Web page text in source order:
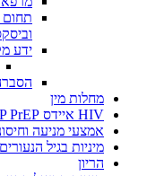
תחום
ידע
מחלות מין
HIV איידס PEP PrEP
אמצעי מניעה
מיניות בגיל הנעורים
הריון